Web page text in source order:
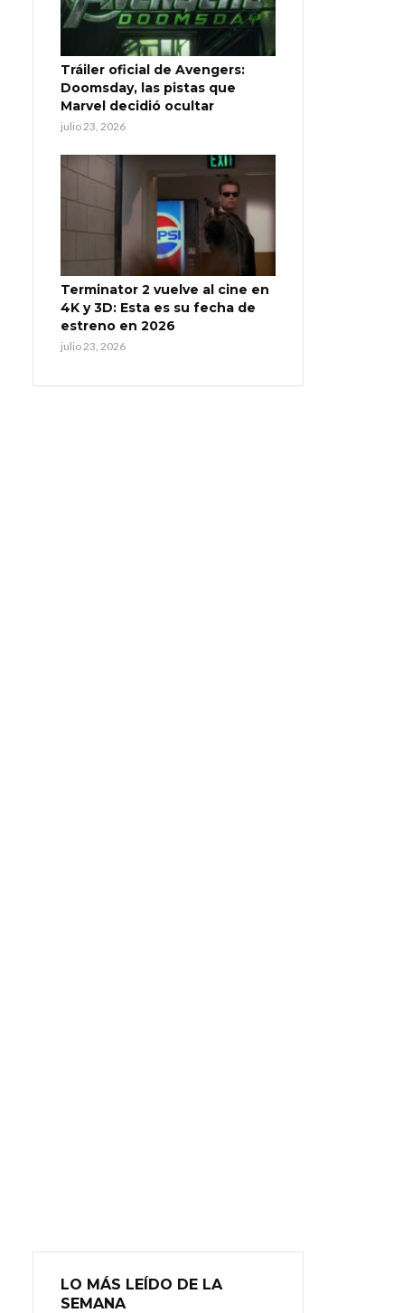
Tráiler oficial de Avengers:
Doomsday, las pistas que
Marvel decidió ocultar
julio 23, 2026
Terminator 2 vuelve al cine en
4K y 3D: Esta es su fecha de
estreno en 2026
julio 23, 2026
LO MÁS LEÍDO DE LA
SEMANA